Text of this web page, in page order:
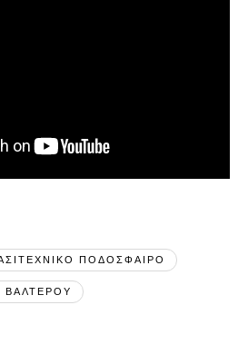
ΠΟΔΟΣΦΑΙΡΟ